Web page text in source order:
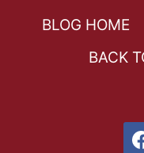
BLOG HOME
BACK